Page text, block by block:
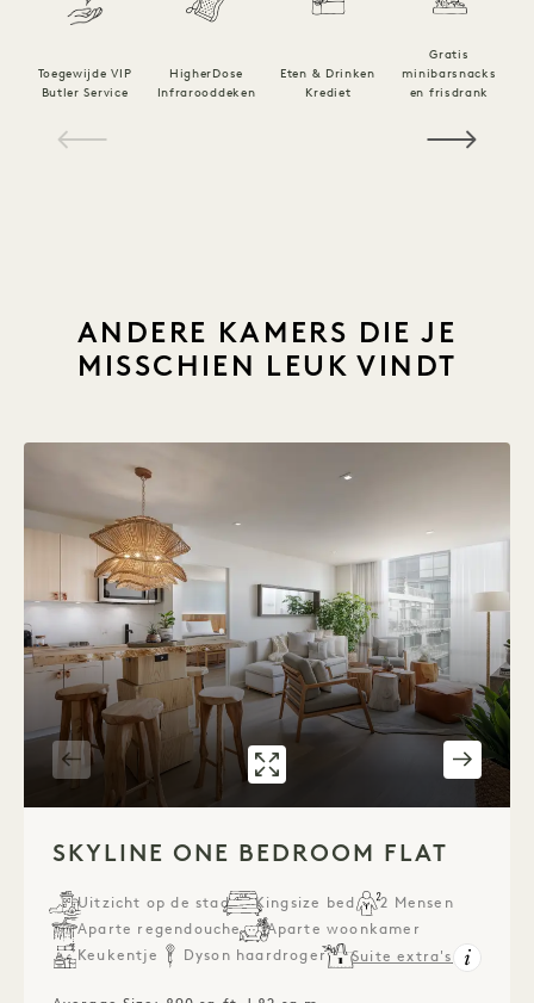
Toegewijde VIP
Butler Service
HigherDose
Infrarooddeken
Eten & Drinken
Krediet
Gratis
minibarsnacks
en frisdrank
ANDERE KAMERS DIE JE
MISSCHIEN LEUK VINDT
GALERIE 539 SKYLINE ONE
SKYLINE ONE BEDROOM FLAT
Uitzicht op de stad Kingsize bed
2 Mensen
Aparte regendouche
Aparte woonkamer
Keukentje
Dyson haardroger Suite extra's